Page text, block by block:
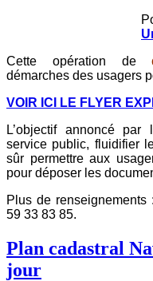
Cette opération de
démarches des usagers
VOIR ICI LE FLYER
L’objectif annoncé
service public, fluidifier
sûr permettre aux
pour déposer les
Plus de renseignements :
59 33 83 85.
Plan cadastral
jour